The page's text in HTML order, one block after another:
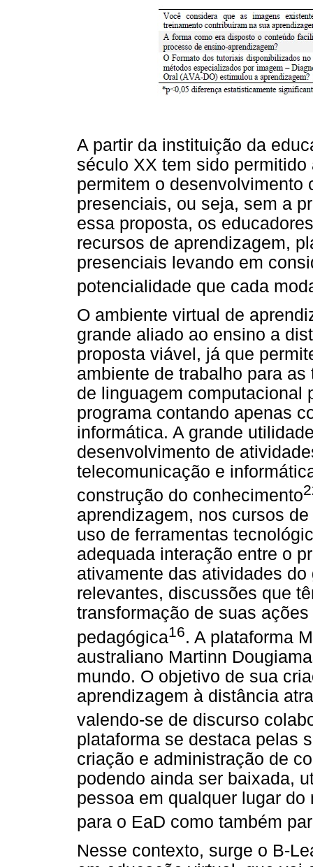
A partir da instituição da
século XX tem sido
permitem o desenvolvimento
presenciais, ou seja, sem a
essa proposta, os
recursos de aprendizagem,
presenciais levando em
potencialidade que cada
O ambiente virtual de
grande aliado ao ensino a
proposta viável, já que
ambiente de trabalho para
de linguagem computacional
programa contando apenas
informática. A grande
desenvolvimento de
telecomunicação e
construção do conhecimento
aprendizagem, nos cursos
uso de ferramentas
adequada interação entre o
ativamente das atividades
relevantes, discussões que
transformação de suas
pedagógica16. A plataforma
australiano Martinn
mundo. O objetivo de sua
aprendizagem à distância
valendo-se de discurso
plataforma se destaca pelas
criação e administração de
podendo ainda ser baixada,
pessoa em qualquer lugar
para o EaD como também
Nesse contexto, surge o B-